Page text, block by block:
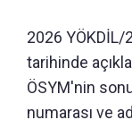
2026 YÖKDİL/
tarihinde
ÖSYM'nin
numarası ve